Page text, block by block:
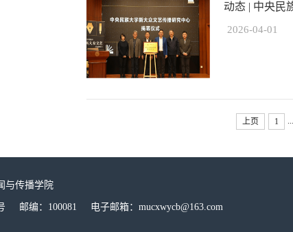
动态 | 中央民
2026-04-01
上页 1
与传播学院
邮编：100081 电子邮箱：mucxwycb@163.com